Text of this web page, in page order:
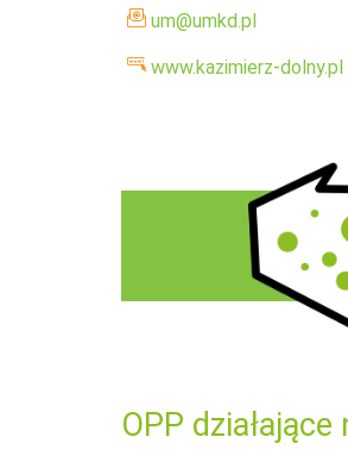
um@umkd.pl
www.kazimierz-dolny.pl
OPP